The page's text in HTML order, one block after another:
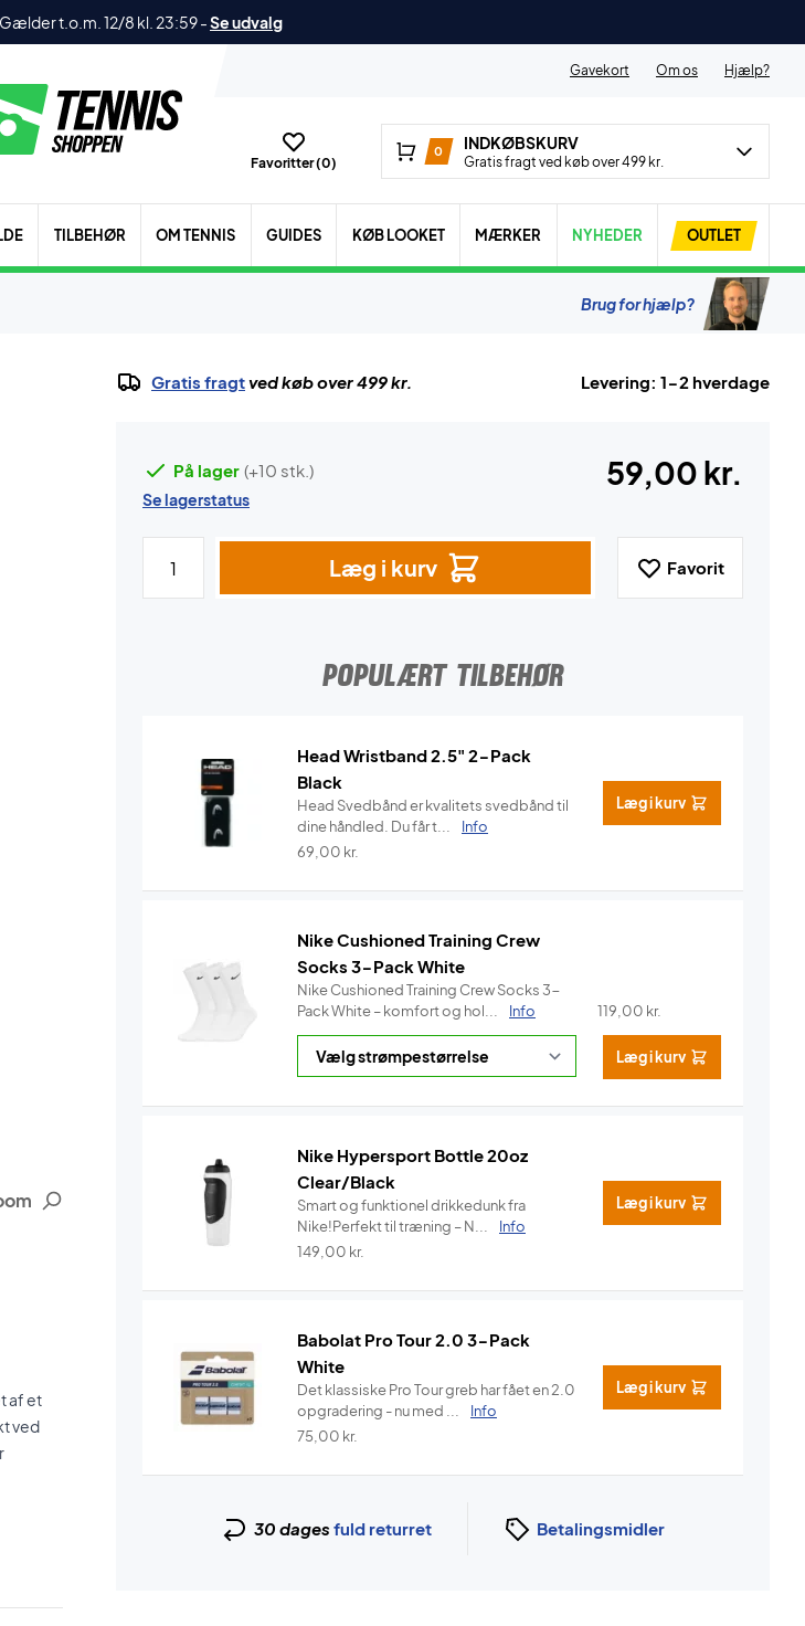
Gælder t.o.m. 12/8 kl. 23:59-Se udvalg
Gavekort Om os Hjælp?
Favoritter (0)
0 INDKØBSKURV
Gratis fragt ved køb over 499 kr.
TILBEHØR OM TENNIS GUIDES KØB LOOKET MÆRKER NYHEDER OUTLET
Brug for hjælp?
af et
ved
Gratis fragtved køb over 499 kr. Levering: 1-2 hverdage
På lager (+10 stk.)
Se lagerstatus
59,00 kr.
Læg i kurv Favorit
POPULÆRT TILBEHØR
Head Wristband 2.5" 2-Pack
Black
Head Svedbånd er kvalitets svedbånd til
dine håndled. Du får t...
Info
69,00 kr.
Læg i kurv
Nike Cushioned Training Crew
Socks 3-Pack White
Nike Cushioned Training Crew Socks 3-
Pack White – komfort og hol...
Info 119,00 kr.
Læg i kurv
Nike Hypersport Bottle 20oz
Clear/Black
Smart og funktionel drikkedunk fra
Nike!Perfekt til træning – N...
Info
149,00 kr.
Læg i kurv
Babolat Pro Tour 2.0 3-Pack
White
Det klassiske Pro Tour greb har fået en 2.0
opgradering - nu med ...
Info
75,00 kr.
Læg i kurv
30 dages fuld returret Betalingsmidler